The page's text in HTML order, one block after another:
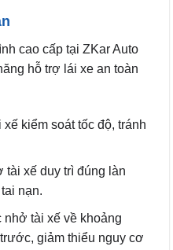
cao cấp tại ZKar Auto
hỗ trợ lái xe an toàn
kiểm soát tốc độ, tránh
tài xế duy trì đúng làn
nạn.
nhở tài xế về khoảng
giảm thiểu nguy cơ